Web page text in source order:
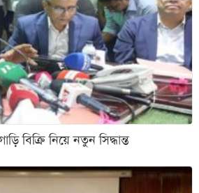
বিক্রি নিয়ে নতুন সিদ্ধান্ত